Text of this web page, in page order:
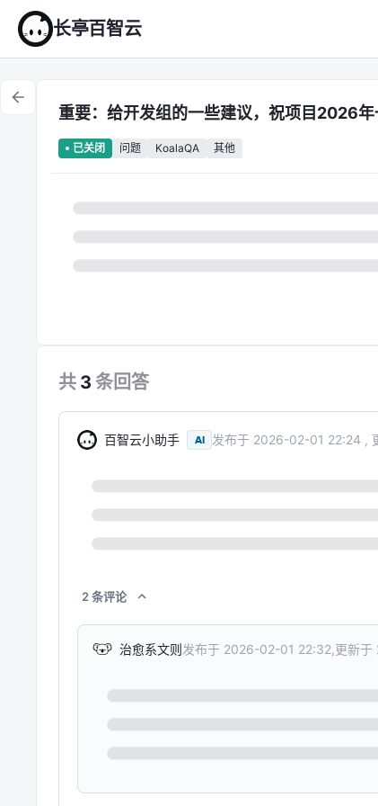
长亭百智云
重要：给开发组的一些建议，祝项目2026年
已关闭 问题 KoalaQA 其他
共 3 条回答
百智云小助手 AI 发布于 2026-02-01 22:24 ,
2 条评论
治愈系文则发布于 2026-02-01 22:32,更新于